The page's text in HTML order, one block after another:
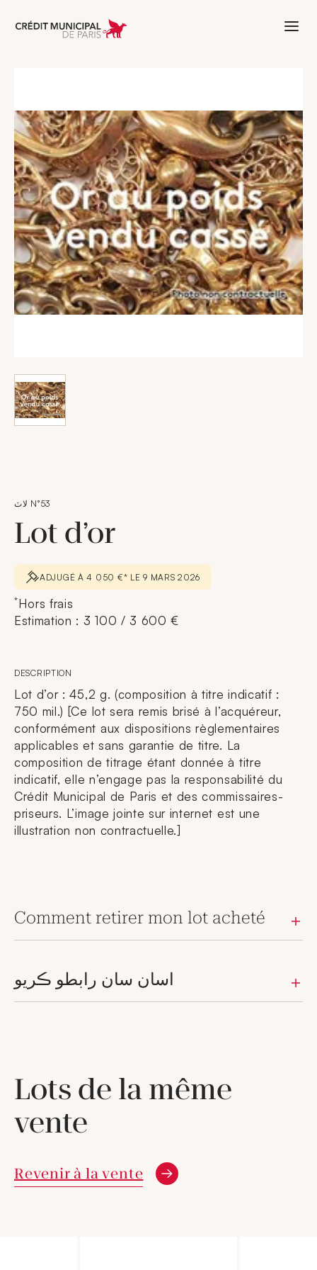
Aller à l'accueil de Crédit Municipal
لاٽ N°53
Lot d’or
ADJUGÉ À 4 050 €* LE 9 MARS 2026
*Hors frais
Estimation : 3 100 / 3 600 €
DESCRIPTION
Lot d’or : 45,2 g. (composition à titre indicatif :
750 mil.) [Ce lot sera remis brisé à l’acquéreur,
conformément aux dispositions règlementaires
applicables et sans garantie de titre. La
composition de titrage étant donnée à titre
indicatif, elle n’engage pas la responsabilité du
Crédit Municipal de Paris et des commissaires-
priseurs. L’image jointe sur internet est une
illustration non contractuelle.]
Comment retirer mon lot acheté
اسان سان رابطو ڪريو
Lots de la même
vente
Revenir à la vente